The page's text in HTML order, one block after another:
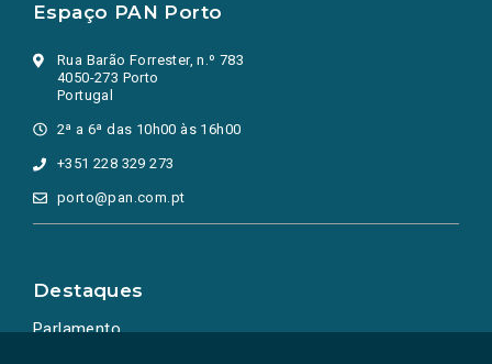
Espaço PAN Porto
Rua Barão Forrester, n.º 783
4050-273 Porto
Portugal
2ª a 6ª das 10h00 às 16h00
+351 228 329 273
porto@pan.com.pt
Destaques
Parlamento